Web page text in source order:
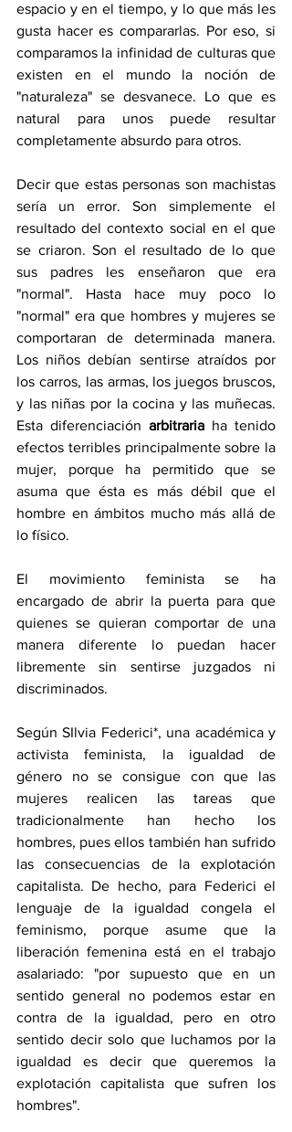
espacio y en el tiempo, y lo que más les
gusta hacer es compararlas. Por eso, si
comparamos la infinidad de culturas que
existen en el mundo la noción de
"naturaleza" se desvanece. Lo que es
natural para unos puede resultar
completamente absurdo para otros.
Decir que estas personas son machistas
sería un error. Son simplemente el
resultado del contexto social en el que
se criaron. Son el resultado de lo que
sus padres les enseñaron que era
"normal". Hasta hace muy poco lo
"normal" era que hombres y mujeres se
comportaran de determinada manera.
Los niños debían sentirse atraídos por
los carros, las armas, los juegos bruscos,
y las niñas por la cocina y las muñecas.
Esta diferenciación arbitraria ha tenido
efectos terribles principalmente sobre la
mujer, porque ha permitido que se
asuma que ésta es más débil que el
hombre en ámbitos mucho más allá de
lo físico.
El movimiento feminista se ha
encargado de abrir la puerta para que
quienes se quieran comportar de una
manera diferente lo puedan hacer
libremente sin sentirse juzgados ni
discriminados.
Según SIlvia Federici*, una académica y
activista feminista, la igualdad de
género no se consigue con que las
mujeres realicen las tareas que
tradicionalmente han hecho los
hombres, pues ellos también han sufrido
las consecuencias de la explotación
capitalista. De hecho, para Federici el
lenguaje de la igualdad congela el
feminismo, porque asume que la
liberación femenina está en el trabajo
asalariado: "por supuesto que en un
sentido general no podemos estar en
contra de la igualdad, pero en otro
sentido decir solo que luchamos por la
igualdad es decir que queremos la
explotación capitalista que sufren los
hombres".